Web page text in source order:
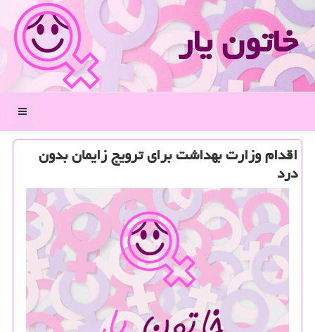
خاتون یار
منو
اقدام وزارت بهداشت برای ترویج زایمان بدون
درد